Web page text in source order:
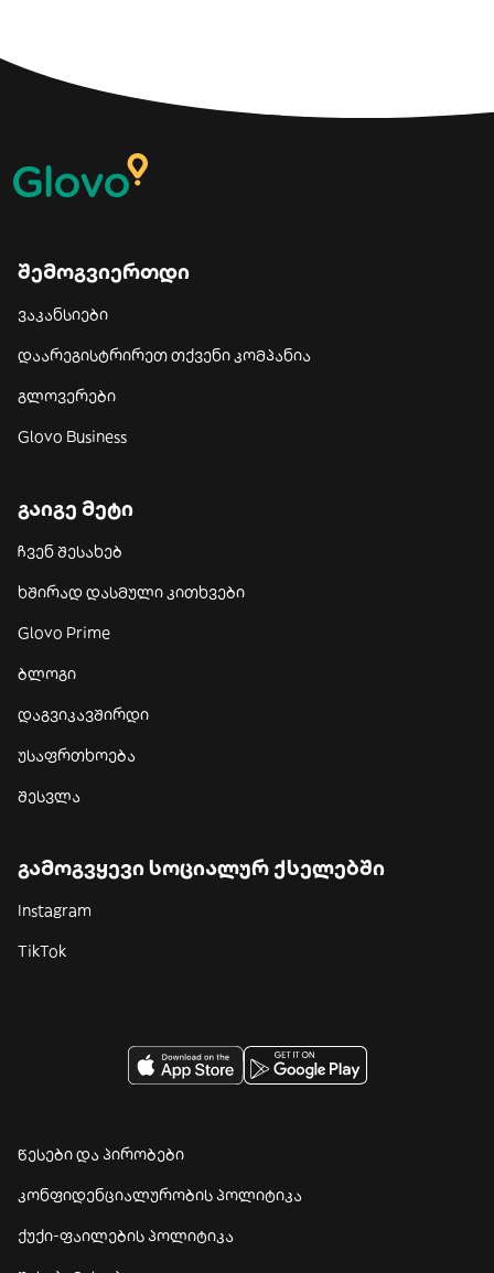
შემოგვიერთდი
ვაკანსიები
დაარეგისტრირეთ თქვენი კომპანია
გლოვერები
Glovo Business
გაიგე მეტი
ჩვენ შესახებ
ხშირად დასმული კითხვები
Glovo Prime
ბლოგი
დაგვიკავშირდი
უსაფრთხოება
შესვლა
გამოგვყევი სოციალურ ქსელებში
Instagram
TikTok
წესები და პირობები
კონფიდენციალურობის პოლიტიკა
ქუქი-ფაილების პოლიტიკა